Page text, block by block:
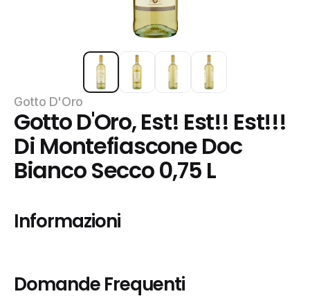
Gotto D'Oro
Gotto D'Oro, Est! Est!! Est!!!
Di Montefiascone Doc
Bianco Secco 0,75 L
Informazioni
Domande Frequenti